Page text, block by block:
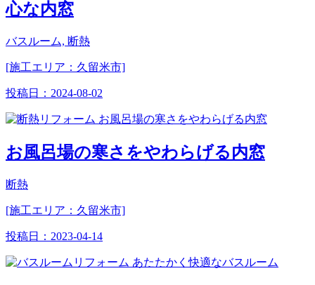
心な内窓
バスルーム, 断熱
[施工エリア：久留米市]
投稿日： 2024-08-02
お風呂場の寒さをやわらげる内窓
断熱
[施工エリア：久留米市]
投稿日： 2023-04-14